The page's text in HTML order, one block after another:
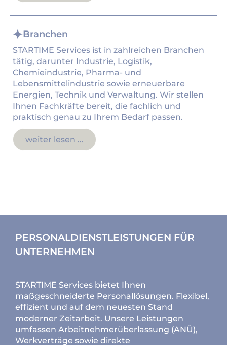
Branchen
STARTIME Services ist in zahlreichen Branchen
tätig, darunter Industrie, Logistik,
Chemieindustrie, Pharma- und
Lebensmittelindustrie sowie erneuerbare
Energien, Technik und Verwaltung. Wir stellen
Ihnen Fachkräfte bereit, die fachlich und
praktisch genau zu Ihrem Bedarf passen.
weiter lesen ...
PERSONALDIENSTLEISTUNGEN FÜR
UNTERNEHMEN
STARTIME Services bietet Ihnen
maßgeschneiderte Personallösungen. Flexibel,
effizient und auf dem neuesten Stand
moderner Zeitarbeit. Unsere Leistungen
umfassen Arbeitnehmerüberlassung (ANÜ),
Werkverträge sowie direkte